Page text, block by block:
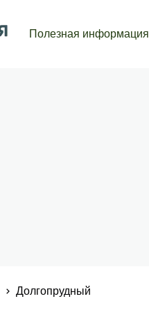
Полезная информация
Долгопрудный